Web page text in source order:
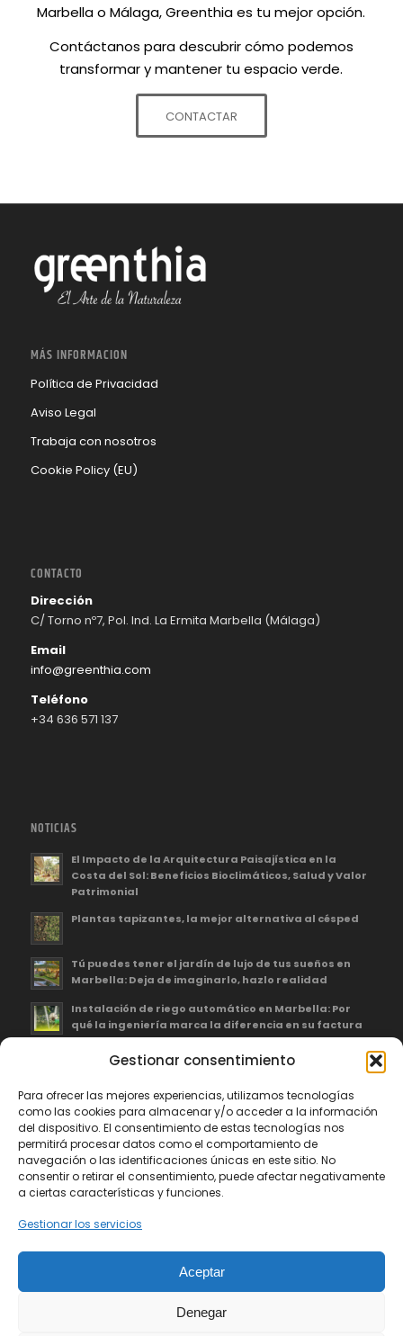
Gestionar consentimiento
Para ofrecer las mejores experiencias, utilizamos tecnologías
como las cookies para almacenar y/o acceder a la información
del dispositivo. El consentimiento de estas tecnologías nos
permitirá procesar datos como el comportamiento de
navegación o las identificaciones únicas en este sitio. No
consentir o retirar el consentimiento, puede afectar negativamente
a ciertas características y funciones.
Gestionar los servicios
Aceptar
Denegar
Marbella o Málaga, Greenthia es tu mejor opción.
Contáctanos para descubrir cómo podemos
transformar y mantener tu espacio verde.
CONTACTAR
MÁS INFORMACION
Política de Privacidad
Aviso Legal
Trabaja con nosotros
Cookie Policy (EU)
CONTACTO
Dirección
C/ Torno nº7, Pol. Ind. La Ermita Marbella (Málaga)
Email
info@greenthia.com
Teléfono
+34 636 571 137
NOTICIAS
El Impacto de la Arquitectura Paisajística en la
Costa del Sol: Beneficios Bioclimáticos, Salud y Valor
Patrimonial
Plantas tapizantes, la mejor alternativa al césped
Tú puedes tener el jardín de lujo de tus sueños en
Marbella: Deja de imaginarlo, hazlo realidad
Instalación de riego automático en Marbella: Por
qué la ingeniería marca la diferencia en su factura
Greenthia Servicios Integrales, S.L., ha recibido una subvención de
la Consejería de Empleo, Empresa y Trabajo Autónomo de la Junta
de Andalucía, financiada por la Unión Europea con cargo al
Programa FSE+ Andalucía 2021-2027, enmarcada en el Programa
Emplea-T, para la inserción laboral y el fomento de la contratación
Línea 2. Incentivo a la segunda o sucesivas contrataciones
autónomas, y a cualquier contratación indefinida ordinaria por